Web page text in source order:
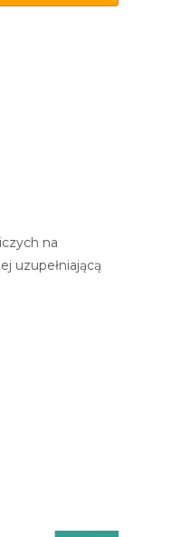
na
uzupełniającą